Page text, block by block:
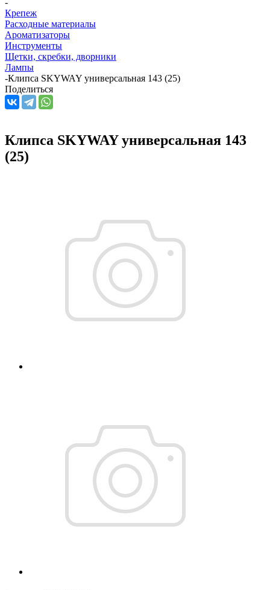
Крепеж
Расходные материалы
Ароматизаторы
Инструменты
Щетки, скребки, дворники
Лампы
-Клипса SKYWAY универсальная 143 (25)
Поделиться
Клипса SKYWAY универсальная 143
(25)